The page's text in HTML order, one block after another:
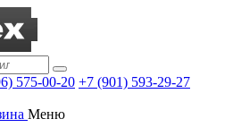
575-00-20 +7 (901) 593-29-27
Меню